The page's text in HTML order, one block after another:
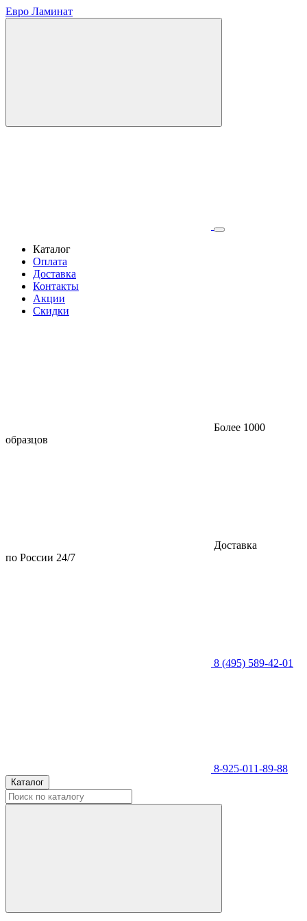
Евро Ламинат
Каталог
Оплата
Доставка
Контакты
Акции
Скидки
Более 1000
образцов
Доставка
по России 24/7
8 (495) 589-42-01
8-925-011-89-88
Каталог